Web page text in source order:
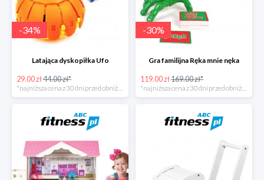
-34%
Latająca dyskopiłka Ufo
29.00 zł44.00 zł*
-30%
Gra familijna Ręka mnie nęka
119.00 zł169.00 zł*